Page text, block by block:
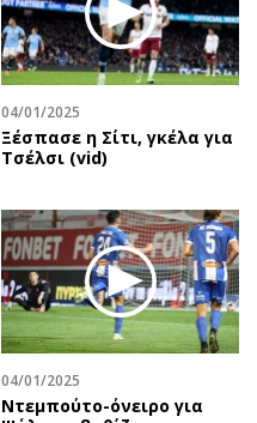
04/01/2025
Ξέσπασε η Σίτι, γκέλα για
Τσέλσι (vid)
04/01/2025
Ντεμπούτο-όνειρο για